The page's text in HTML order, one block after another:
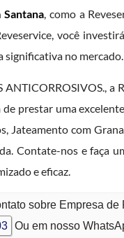
, como a
você
significativa no mercado.
prestar uma
Jateamento com
Contate-nos e faça
e eficaz.
sobre Empresa
Ou em nosso